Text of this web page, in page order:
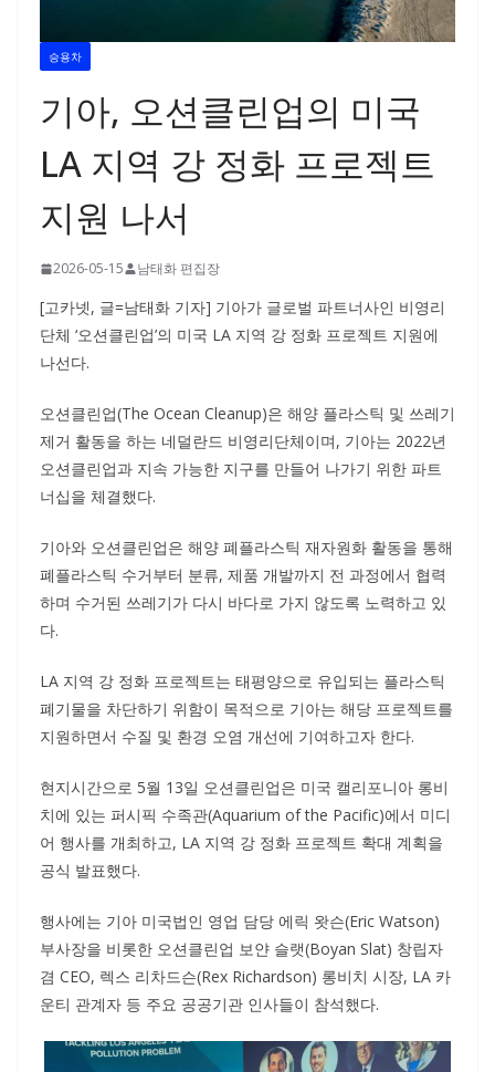
승용차
기아, 오션클린업의 미국
LA 지역 강 정화 프로젝트
지원 나서
2026-05-15 남태화 편집장
[고카넷, 글=남태화 기자] 기아가 글로벌 파트너사인 비영리
단체 ‘오션클린업’의 미국 LA 지역 강 정화 프로젝트 지원에
나선다.
오션클린업(The Ocean Cleanup)은 해양 플라스틱 및 쓰레기
제거 활동을 하는 네덜란드 비영리단체이며, 기아는 2022년
오션클린업과 지속 가능한 지구를 만들어 나가기 위한 파트
너십을 체결했다.
기아와 오션클린업은 해양 폐플라스틱 재자원화 활동을 통해
폐플라스틱 수거부터 분류, 제품 개발까지 전 과정에서 협력
하며 수거된 쓰레기가 다시 바다로 가지 않도록 노력하고 있
다.
LA 지역 강 정화 프로젝트는 태평양으로 유입되는 플라스틱
폐기물을 차단하기 위함이 목적으로 기아는 해당 프로젝트를
지원하면서 수질 및 환경 오염 개선에 기여하고자 한다.
현지시간으로 5월 13일 오션클린업은 미국 캘리포니아 롱비
치에 있는 퍼시픽 수족관(Aquarium of the Pacific)에서 미디
어 행사를 개최하고, LA 지역 강 정화 프로젝트 확대 계획을
공식 발표했다.
행사에는 기아 미국법인 영업 담당 에릭 왓슨(Eric Watson)
부사장을 비롯한 오션클린업 보얀 슬랫(Boyan Slat) 창립자
겸 CEO, 렉스 리차드슨(Rex Richardson) 롱비치 시장, LA 카
운티 관계자 등 주요 공공기관 인사들이 참석했다.